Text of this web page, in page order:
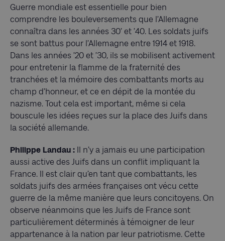
Guerre mondiale est essentielle pour bien
comprendre les bouleversements que l’Allemagne
connaîtra dans les années 30’ et ’40. Les soldats juifs
se sont battus pour l’Allemagne entre 1914 et 1918.
Dans les années ’20 et ’30, ils se mobilisent activement
pour entretenir la flamme de la fraternité des
tranchées et la mémoire des combattants morts au
champ d’honneur, et ce en dépit de la montée du
nazisme. Tout cela est important, même si cela
bouscule les idées reçues sur la place des Juifs dans
la société allemande.
Philippe Landau : Il n’y a jamais eu une participation
aussi active des Juifs dans un conflit impliquant la
France. Il est clair qu’en tant que combattants, les
soldats juifs des armées françaises ont vécu cette
guerre de la même manière que leurs concitoyens. On
observe néanmoins que les Juifs de France sont
particulièrement déterminés à témoigner de leur
appartenance à la nation par leur patriotisme. Cette